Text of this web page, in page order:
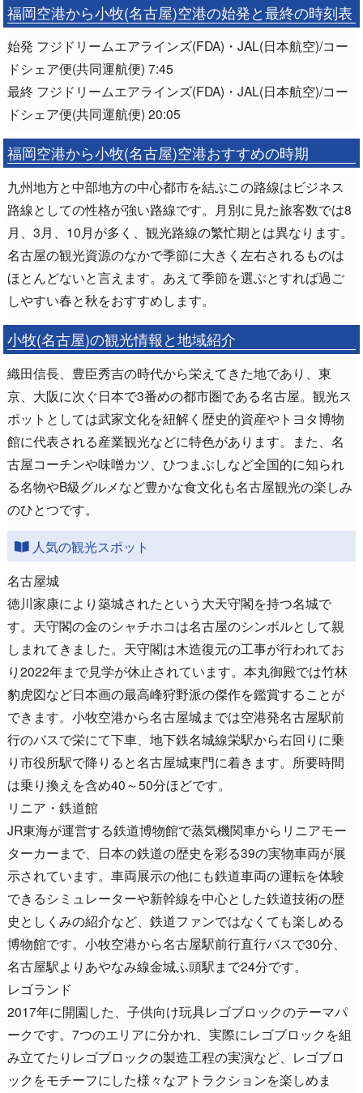
福岡空港から小牧(名古屋)空港の始発と最終の時刻表
始発 フジドリームエアラインズ(FDA)・JAL(日本航空)/コー
ドシェア便(共同運航便) 7:45
最終 フジドリームエアラインズ(FDA)・JAL(日本航空)/コー
ドシェア便(共同運航便) 20:05
福岡空港から小牧(名古屋)空港おすすめの時期
九州地方と中部地方の中心都市を結ぶこの路線はビジネス
路線としての性格が強い路線です。月別に見た旅客数では8
月、3月、10月が多く、観光路線の繁忙期とは異なります。
名古屋の観光資源のなかで季節に大きく左右されるものは
ほとんどないと言えます。あえて季節を選ぶとすれば過ご
しやすい春と秋をおすすめします。
小牧(名古屋)の観光情報と地域紹介
織田信長、豊臣秀吉の時代から栄えてきた地であり、東
京、大阪に次ぐ日本で3番めの都市圏である名古屋。観光ス
ポットとしては武家文化を紐解く歴史的資産やトヨタ博物
館に代表される産業観光などに特色があります。また、名
古屋コーチンや味噌カツ、ひつまぶしなど全国的に知られ
る名物やB級グルメなど豊かな食文化も名古屋観光の楽しみ
のひとつです。
人気の観光スポット
名古屋城
徳川家康により築城されたという大天守閣を持つ名城で
す。天守閣の金のシャチホコは名古屋のシンボルとして親
しまれてきました。天守閣は木造復元の工事が行われてお
り2022年まで見学が休止されています。本丸御殿では竹林
豹虎図など日本画の最高峰狩野派の傑作を鑑賞することが
できます。小牧空港から名古屋城までは空港発名古屋駅前
行のバスで栄にて下車、地下鉄名城線栄駅から右回りに乗
り市役所駅で降りると名古屋城東門に着きます。所要時間
は乗り換えを含め40～50分ほどです。
リニア・鉄道館
JR東海が運営する鉄道博物館で蒸気機関車からリニアモー
ターカーまで、日本の鉄道の歴史を彩る39の実物車両が展
示されています。車両展示の他にも鉄道車両の運転を体験
できるシミュレーターや新幹線を中心とした鉄道技術の歴
史としくみの紹介など、鉄道ファンではなくても楽しめる
博物館です。小牧空港から名古屋駅前行直行バスで30分、
名古屋駅よりあやなみ線金城ふ頭駅まで24分です。
レゴランド
2017年に開園した、子供向け玩具レゴブロックのテーマパ
ークです。7つのエリアに分かれ、実際にレゴブロックを組
み立てたりレゴブロックの製造工程の実演など、レゴブロ
ックをモチーフにした様々なアトラクションを楽しめま